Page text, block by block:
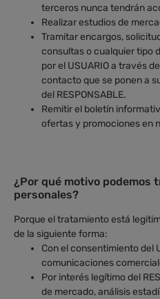
terceros nunca tendrán
Realizar estudios de
Tramitar encargos,
consultas o cualquier tipo
por el USUARIO a través
contacto que se ponen a
del RESPONSABLE.
Remitir el boletín
ofertas y promociones en
¿Por qué motivo podemos
personales?
Porque el tratamiento está
de la siguiente forma:
Con el consentimiento del
comunicaciones
Por interés legítimo del
de mercado, análisis